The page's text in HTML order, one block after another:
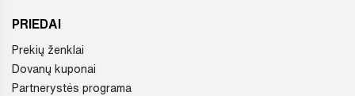
PRIEDAI
Prekių ženklai
Dovanų kuponai
Partnerystės programa